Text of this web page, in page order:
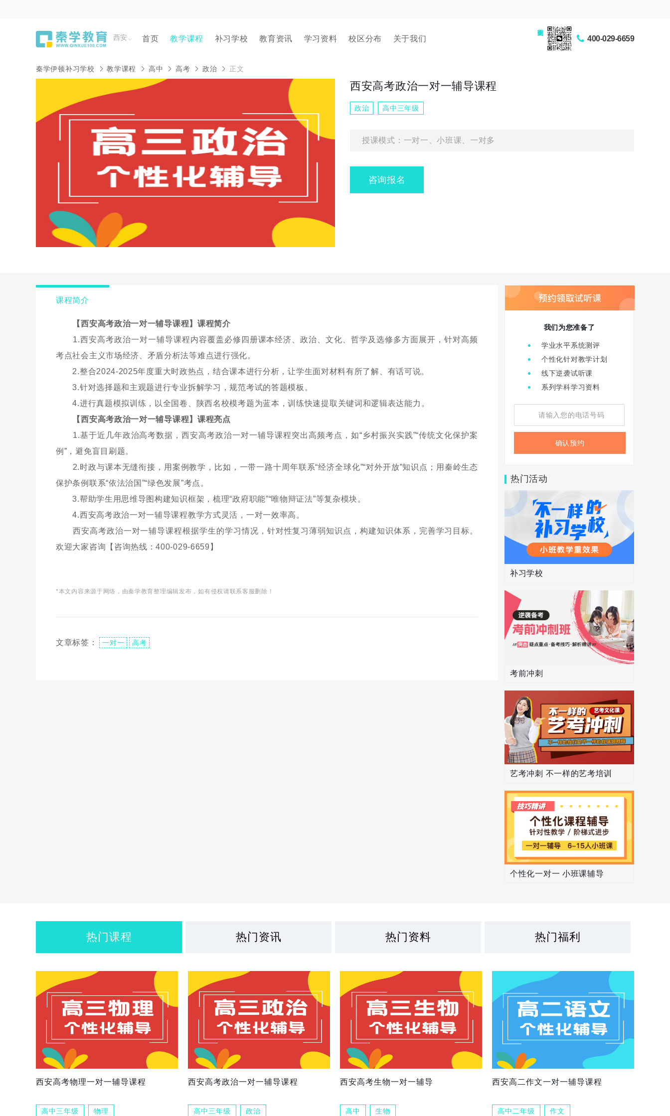
西安 首页 教学课程 补习学校 教育资讯 学习资料 校区分布 关于我们 400-029-6659
秦学伊顿补习学校 教学课程 高中 高考 政治 正文
西安高考政治一对一辅导课程
政治 高中三年级
授课模式：一对一、小班课、一对多
咨询报名
课程简介
【西安高考政治一对一辅导课程】课程简介
1.西安高考政治一对一辅导课程内容覆盖必修四册课本经济、政治、文化、哲学及选修多方面展开，针对高频
考点社会主义市场经济、矛盾分析法等难点进行强化。
2.整合2024-2025年度重大时政热点，结合课本进行分析，让学生面对材料有所了解、有话可说。
3.针对选择题和主观题进行专业拆解学习，规范考试的答题模板。
4.进行真题模拟训练，以全国卷、陕西名校模考题为蓝本，训练快速提取关键词和逻辑表达能力。
【西安高考政治一对一辅导课程】课程亮点
1.基于近几年政治高考数据，西安高考政治一对一辅导课程突出高频考点，如“乡村振兴实践”“传统文化保护案
例”，避免盲目刷题。
2.时政与课本无缝衔接，用案例教学，比如，一带一路十周年联系“经济全球化”“对外开放”知识点；用秦岭生态
保护条例联系“依法治国”“绿色发展”考点。
3.帮助学生用思维导图构建知识框架，梳理“政府职能”“唯物辩证法”等复杂模块。
4.西安高考政治一对一辅导课程教学方式灵活，一对一效率高。
西安高考政治一对一辅导课程根据学生的学习情况，针对性复习薄弱知识点，构建知识体系，完善学习目标。
欢迎大家咨询【咨询热线：400-029-6659】
*本文内容来源于网络，由秦学教育整理编辑发布，如有侵权请联系客服删除！
文章标签： 一对一 高考
我们为您准备了
学业水平系统测评
个性化针对教学计划
线下逆袭试听课
系列学科学习资料
确认预约
热门活动
补习学校
考前冲刺
艺考冲刺 不一样的艺考培训
个性化一对一 小班课辅导
热门课程 热门资讯 热门资料 热门福利
西安高考物理一对一辅导课程
高中三年级 物理
西安高考政治一对一辅导课程
高中三年级 政治
西安高考生物一对一辅导
高中 生物
西安高二作文一对一辅导课程
高中二年级 作文